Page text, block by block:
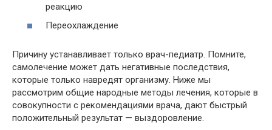
реакцию
Переохлаждение
Причину устанавливает только врач-педиатр. Помните,
самолечение может дать негативные последствия,
которые только навредят организму. Ниже мы
рассмотрим общие народные методы лечения, которые в
совокупности с рекомендациями врача, дают быстрый
положительный результат — выздоровление.